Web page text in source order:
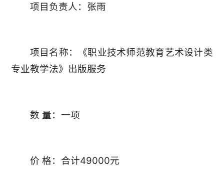
项目负责人：张雨
项目名称：《职业技术师范教育艺术设计类
专业教学法》出版服务
数 量：一项
价 格：合计49000元